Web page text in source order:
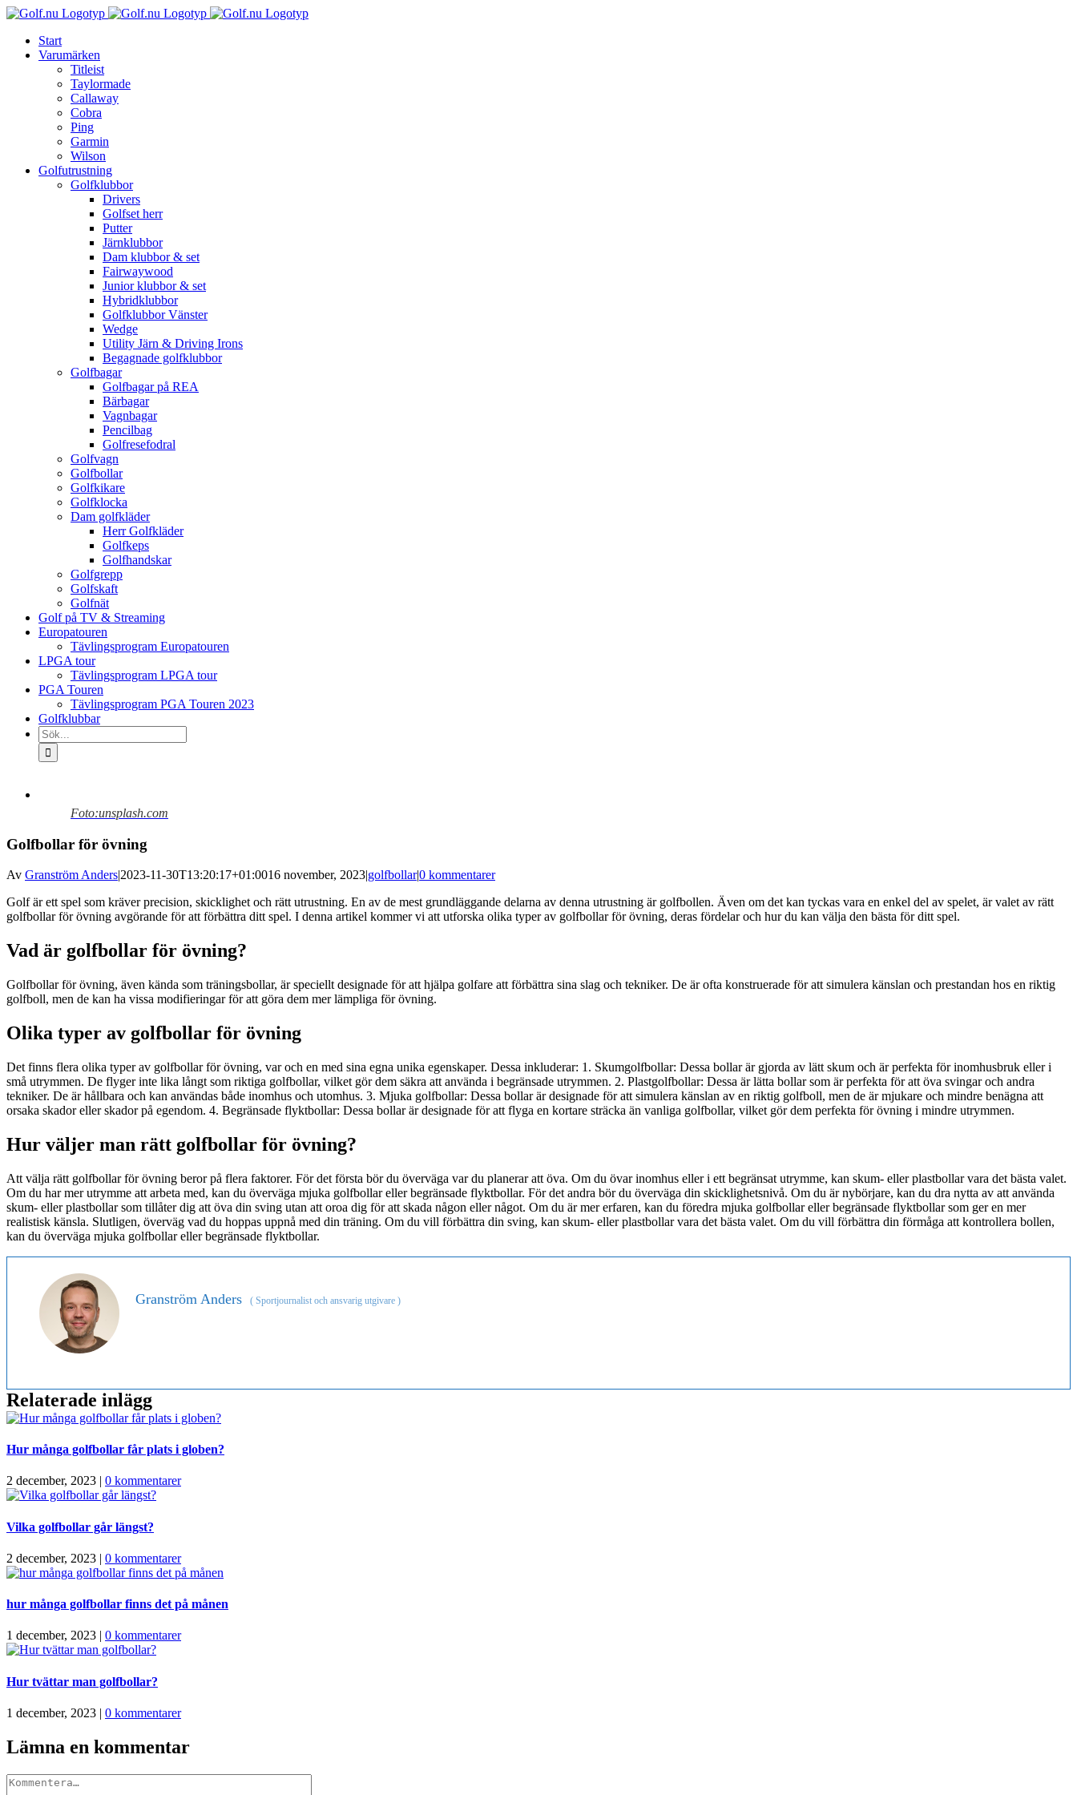
Fortsätt
innehållet
Start
Varumärken
Titleist
Taylormade
Callaway
Cobra
Ping
Garmin
Wilson
Golfutrustning
Golfklubbor
Drivers
Golfset herr
Putter
Järnklubbor
Dam klubbor & set
Fairwaywood
Junior klubbor & set
Hybridklubbor
Golfklubbor Vänster
Wedge
Utility Järn & Driving Irons
Begagnade golfklubbor
Golfbagar
Golfbagar på REA
Bärbagar
Vagnbagar
Pencilbag
Golfresefodral
Golfvagn
Golfbollar
Golfkikare
Golfklocka
Dam golfkläder
Herr Golfkläder
Golfkeps
Golfhandskar
Golfgrepp
Golfskaft
Golfnät
Golf på TV & Streaming
Europatouren
Tävlingsprogram Europatouren
LPGA tour
Tävlingsprogram LPGA tour
PGA Touren
Tävlingsprogram PGA Touren 2023
Golfklubbar
Sök
efter:
Foto:unsplash.com
Golfbollar för övning
Av Granström Anders|2023-11-30T13:20:17+01:0016 november, 2023|golfbollar|0 kommentarer
Golf är ett spel som kräver precision, skicklighet och rätt utrustning. En av de mest grundläggande delarna av denna utrustning är golfbollen. Även om det kan tyckas vara en enkel del av spelet, är valet av rätt
golfbollar för övning avgörande för att förbättra ditt spel. I denna artikel kommer vi att utforska olika typer av golfbollar för övning, deras fördelar och hur du kan välja den bästa för ditt spel.
Vad är golfbollar för övning?
Golfbollar för övning, även kända som träningsbollar, är speciellt designade för att hjälpa golfare att förbättra sina slag och tekniker. De är ofta konstruerade för att simulera känslan och prestandan hos en riktig
golfboll, men de kan ha vissa modifieringar för att göra dem mer lämpliga för övning.
Olika typer av golfbollar för övning
Det finns flera olika typer av golfbollar för övning, var och en med sina egna unika egenskaper. Dessa inkluderar: 1. Skumgolfbollar: Dessa bollar är gjorda av lätt skum och är perfekta för inomhusbruk eller i
små utrymmen. De flyger inte lika långt som riktiga golfbollar, vilket gör dem säkra att använda i begränsade utrymmen. 2. Plastgolfbollar: Dessa är lätta bollar som är perfekta för att öva svingar och andra
tekniker. De är hållbara och kan användas både inomhus och utomhus. 3. Mjuka golfbollar: Dessa bollar är designade för att simulera känslan av en riktig golfboll, men de är mjukare och mindre benägna att
orsaka skador eller skador på egendom. 4. Begränsade flyktbollar: Dessa bollar är designade för att flyga en kortare sträcka än vanliga golfbollar, vilket gör dem perfekta för övning i mindre utrymmen.
Hur väljer man rätt golfbollar för övning?
Att välja rätt golfbollar för övning beror på flera faktorer. För det första bör du överväga var du planerar att öva. Om du övar inomhus eller i ett begränsat utrymme, kan skum- eller plastbollar vara det bästa valet.
Om du har mer utrymme att arbeta med, kan du överväga mjuka golfbollar eller begränsade flyktbollar. För det andra bör du överväga din skicklighetsnivå. Om du är nybörjare, kan du dra nytta av att använda
skum- eller plastbollar som tillåter dig att öva din sving utan att oroa dig för att skada någon eller något. Om du är mer erfaren, kan du föredra mjuka golfbollar eller begränsade flyktbollar som ger en mer
realistisk känsla. Slutligen, överväg vad du hoppas uppnå med din träning. Om du vill förbättra din sving, kan skum- eller plastbollar vara det bästa valet. Om du vill förbättra din förmåga att kontrollera bollen,
kan du överväga mjuka golfbollar eller begränsade flyktbollar.
Granström Anders ( Sportjournalist och ansvarig utgivare )
Relaterade inlägg
Hur många golfbollar får plats i globen?
2 december, 2023 | 0 kommentarer
Vilka golfbollar går längst?
2 december, 2023 | 0 kommentarer
hur många golfbollar finns det på månen
1 december, 2023 0 kommentarer
Hur tvättar man golfbollar?
1 december, 2023 | 0 kommentarer
Lämna en kommentar
Kommentar